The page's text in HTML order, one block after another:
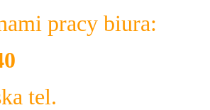
pracy biura:
tel.